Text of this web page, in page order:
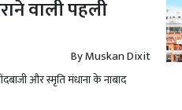
वाली पहली
ByMuskan Dixit
और स्मृति मंधाना के नाबाद